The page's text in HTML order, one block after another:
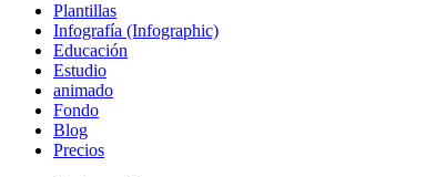
Plantillas
Infografía (Infographic)
Educación
Estudio
animado
Fondo
Blog
Precios